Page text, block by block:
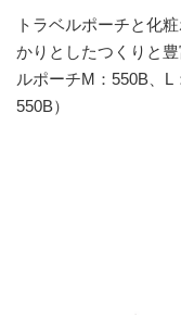
トラベルポーチと化
かりとしたつくりと
ルポーチM：550B、L
550B）